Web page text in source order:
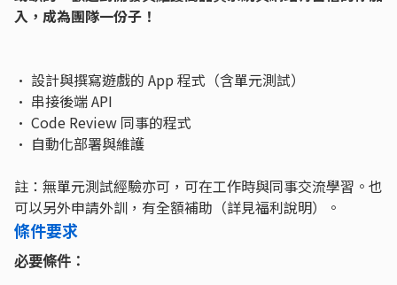
入，成為團隊一份子！
• 設計與撰寫遊戲的 App 程式（含單元測試）
• 串接後端 API
• Code Review 同事的程式
• 自動化部署與維護
註：無單元測試經驗亦可，可在工作時與同事交流學習。也
可以另外申請外訓，有全額補助（詳見福利說明）。
條件要求
必要條件：